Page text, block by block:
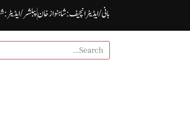
بانی / ایڈیٹرانچیف : شاہنواز خانپبلشر/ ایڈیٹر :